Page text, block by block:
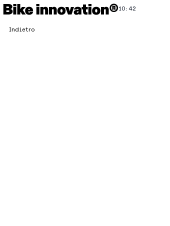
10:42
Indietro